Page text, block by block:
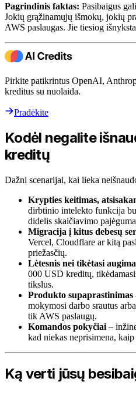
Pagrindinis faktas: Pasibaigus
Jokių grąžinamųjų išmokų, jokių
AWS paslaugas. Jie tiesiog
Pirkite patikrintus OpenAI,
kreditus su nuolaida.
Pradėkite
Kodėl negalite
kreditų
Dažni scenarijai, kai lieka
Krypties keitimas,
dirbtinio intelekto funkcija
didelis skaičiavimo
Migracija į kitus debesų
Vercel, Cloudflare ar kitą
priežasčių.
Lėtesnis nei tikėtasi
000 USD kreditų,
tikslus.
Produkto supaprastinimas
mokymosi darbo srautus
tik AWS paslaugų.
Komandos pokyčiai –
kad niekas neprisimena,
Ką verti jūsų